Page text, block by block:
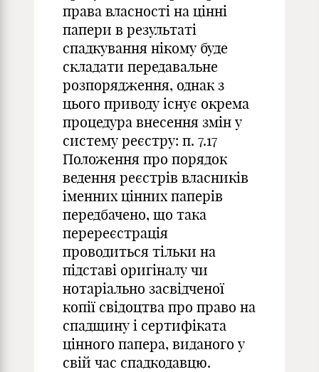
права власності на цінні
папери в результаті
спадкування нікому буде
складати передавальне
розпорядження, однак з
цього приводу існує окрема
процедура внесення змін у
систему реєстру: п. 7.17
Положення про порядок
ведення реєстрів власників
іменних цінних паперів
передбачено, що така
перереєстрація
проводиться тільки на
підставі оригіналу чи
нотаріально засвідченої
копії свідоцтва про право на
спадщину і сертифіката
цінного папера, виданого у
свій час спадкодавцю.